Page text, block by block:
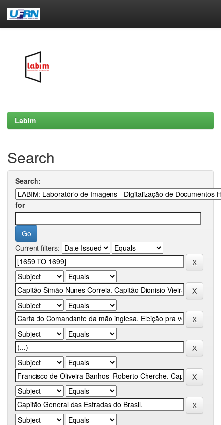
Labim
Search
Search:
for
Current filters: